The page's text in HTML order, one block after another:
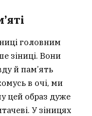
головним
зіниці. Вони
й пам’ять
в очі, ми
цей образ дуже
У зіницях